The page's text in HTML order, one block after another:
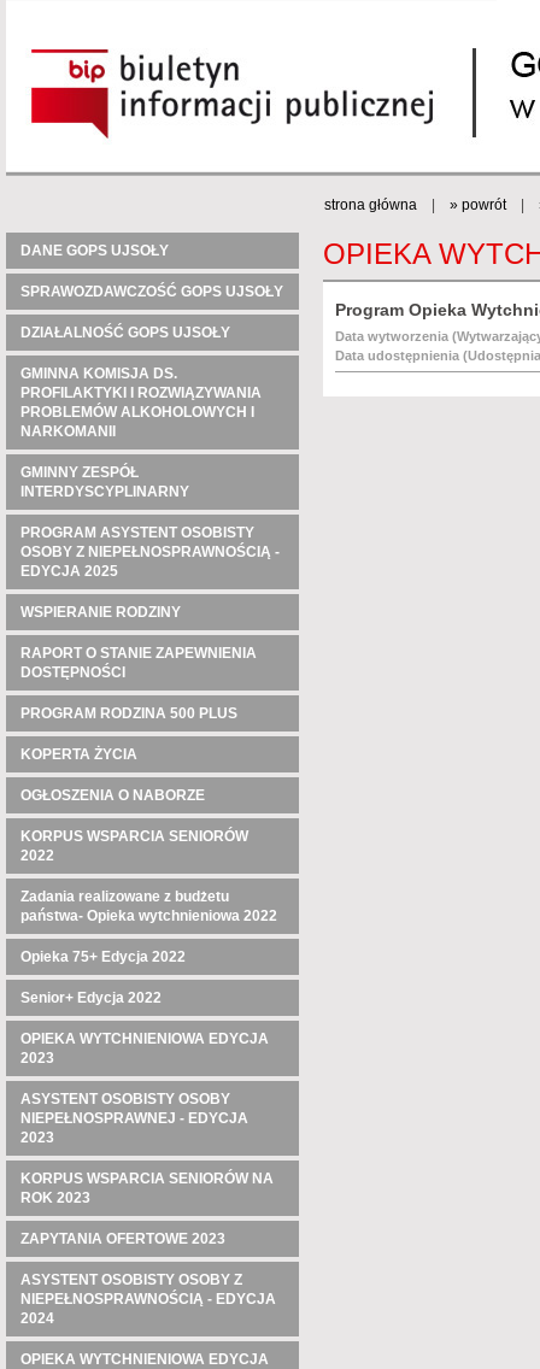
strona główna » powrót
DANE GOPS UJSOŁY
SPRAWOZDAWCZOŚĆ GOPS UJSOŁY
DZIAŁALNOŚĆ GOPS UJSOŁY
GMINNA KOMISJA DS.
PROFILAKTYKI I ROZWIĄZYWANIA
PROBLEMÓW ALKOHOLOWYCH I
NARKOMANII
GMINNY ZESPÓŁ
INTERDYSCYPLINARNY
PROGRAM ASYSTENT OSOBISTY
OSOBY Z NIEPEŁNOSPRAWNOŚCIĄ -
EDYCJA 2025
WSPIERANIE RODZINY
RAPORT O STANIE ZAPEWNIENIA
DOSTĘPNOŚCI
PROGRAM RODZINA 500 PLUS
KOPERTA ŻYCIA
OGŁOSZENIA O NABORZE
KORPUS WSPARCIA SENIORÓW
2022
Zadania realizowane z budżetu
państwa- Opieka wytchnieniowa 2022
Opieka 75+ Edycja 2022
Senior+ Edycja 2022
OPIEKA WYTCHNIENIOWA EDYCJA
2023
ASYSTENT OSOBISTY OSOBY
NIEPEŁNOSPRAWNEJ - EDYCJA
2023
KORPUS WSPARCIA SENIORÓW NA
ROK 2023
ZAPYTANIA OFERTOWE 2023
ASYSTENT OSOBISTY OSOBY Z
NIEPEŁNOSPRAWNOŚCIĄ - EDYCJA
2024
OPIEKA WYTCHNIENIOWA EDYCJA
OPIEKA
Program Opieka
Data wytworzenia
Data udostępnienia